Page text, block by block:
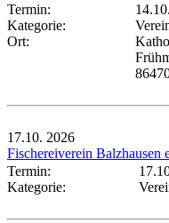
Termin:
Kategorie:
Ort:
17.10. 2026
Fischereiverein Balzhausen
Termin:
Kategorie: